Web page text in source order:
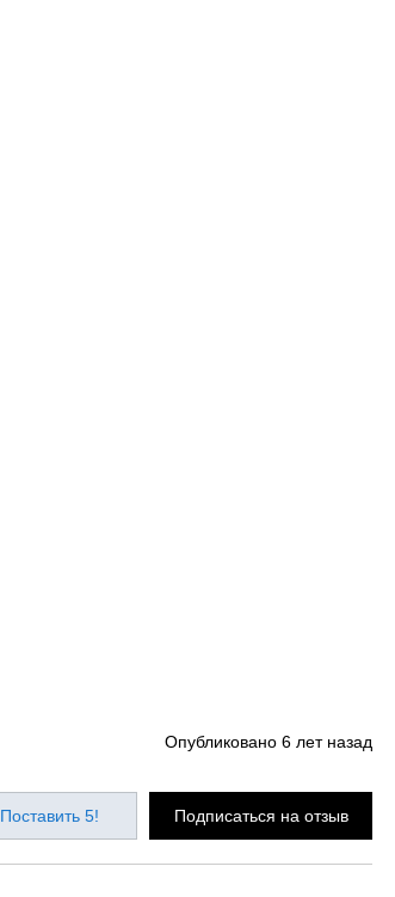
Опубликовано 6 лет назад
Поставить 5!
Подписаться на отзыв